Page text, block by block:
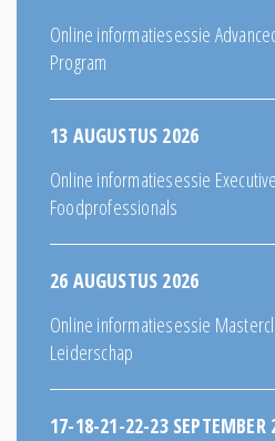
Online informatiesessie
Program
13 AUGUSTUS 2026
Online informatiesessie
Foodprofessionals
26 AUGUSTUS 2026
Online informatiesessie
Leiderschap
17-18-21-22-23 SEPTEMBER